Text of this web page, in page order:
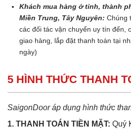
Khách mua hàng ở tỉnh, thành
Miền Trung, Tây Nguyên: Chúng
các đối tác vận chuyển uy tín đến,
giao hàng, lắp đặt thanh toán tại
ngày)
5 HÌNH THỨC THANH
SaigonDoor áp dụng hình thức
1. THANH TOÁN TIỀN MẶT: Quý